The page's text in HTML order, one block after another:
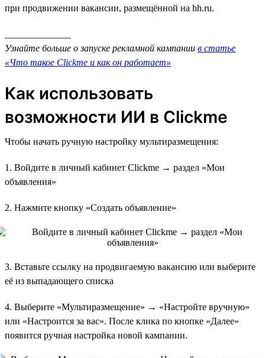
при продвижении вакансии, размещённой на hh.ru.
Узнайте больше о запуске рекламной кампании в статье
«Что такое Clickme и как он работает»
Как использовать
возможности ИИ в Clickme
Чтобы начать ручную настройку мультиразмещения:
1. Войдите в личный кабинет Clickme → раздел «Мои
объявления»
2. Нажмите кнопку «Создать объявление»
3. Вставьте ссылку на продвигаемую вакансию или выберите
её из выпадающего списка
4. Выберите «Мультиразмещение» → «Настройте вручную»
или «Настроится за вас». После клика по кнопке «Далее»
появится ручная настройка новой кампании.